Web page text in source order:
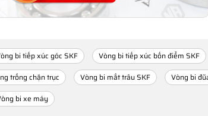
bi tiếp xúc góc SKF Vòng bi tiếp xúc bốn điểm SKF
trống chặn trục Vòng bi mắt trâu SKF Vòng bi
bi xe máy